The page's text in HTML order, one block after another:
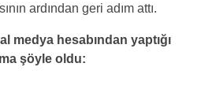
ardından geri adım attı.
medya hesabından yaptığı
şöyle oldu: